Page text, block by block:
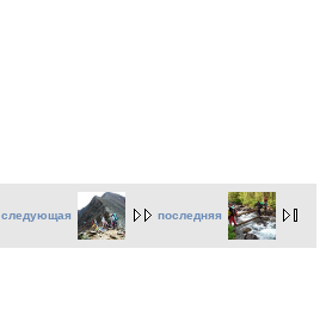
следующая последняя